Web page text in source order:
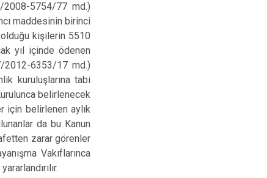
5754/77 md.)
maddesinin birinci
olduğu kişilerin 5510
yıl içinde ödenen
2012-6353/17 md.)
kuruluşlarına tabi
belirlenecek
için belirlenen aylık
da bu Kanun
zarar görenler
Vakıflarınca